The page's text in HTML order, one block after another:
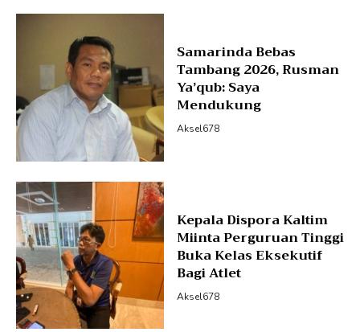
Samarinda Bebas
Tambang 2026, Rusman
Ya’qub: Saya
Mendukung
Aksel678
Kepala Dispora Kaltim
Miinta Perguruan Tinggi
Buka Kelas Eksekutif
Bagi Atlet
Aksel678